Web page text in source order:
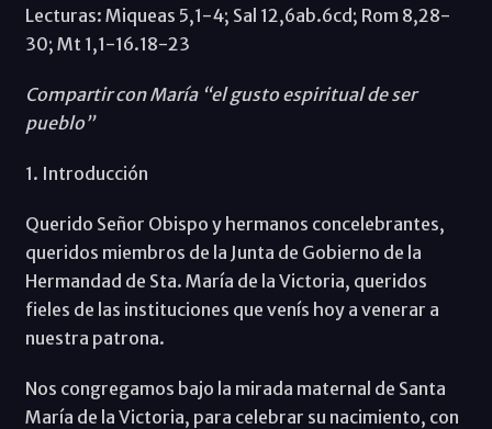
Lecturas: Miqueas 5,1-4; Sal 12,6ab.6cd; Rom 8,28-
30; Mt 1,1-16.18-23
Compartir con María “el gusto espiritual de ser
pueblo”
1. Introducción
Querido Señor Obispo y hermanos concelebrantes,
queridos miembros de la Junta de Gobierno de la
Hermandad de Sta. María de la Victoria, queridos
fieles de las instituciones que venís hoy a venerar a
nuestra patrona.
Nos congregamos bajo la mirada maternal de Santa
María de la Victoria, para celebrar su nacimiento, con